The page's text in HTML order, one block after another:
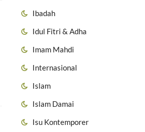
Ibadah
Idul Fitri & Adha
Imam Mahdi
Internasional
Islam
Islam Damai
Isu Kontemporer